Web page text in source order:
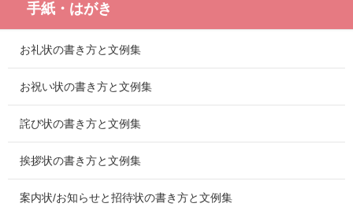
手紙・はがき
お礼状の書き方と文例集
お祝い状の書き方と文例集
詫び状の書き方と文例集
挨拶状の書き方と文例集
案内状/お知らせと招待状の書き方と文例集